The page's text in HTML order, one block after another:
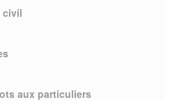
civil
aux particuliers